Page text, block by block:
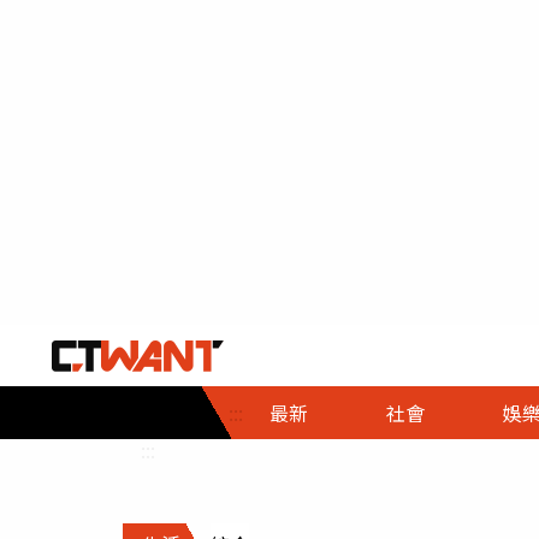
::: 最新 社會
社會首頁
時事
調查
娛樂
娛樂首頁
即時
財經首頁
熱線
政